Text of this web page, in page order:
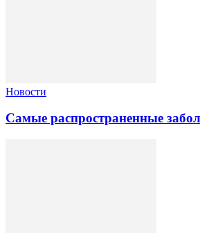
Новости
Самые распространенные